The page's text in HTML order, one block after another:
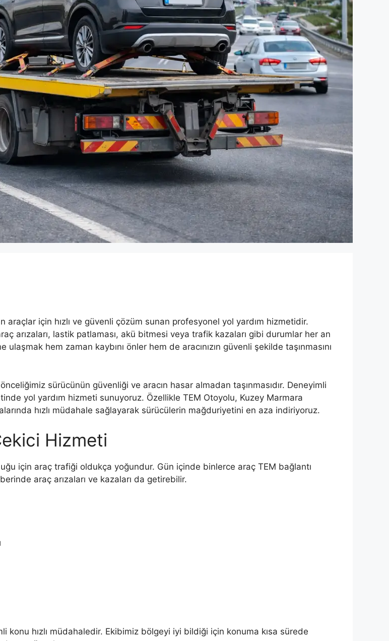
için hızlı ve güvenli çözüm sunan profesyonel yol yardım hizmetidir.
arızaları, lastik patlaması, akü bitmesi veya trafik kazaları gibi durumlar her an
ulaşmak hem zaman kaybını önler hem de aracınızın güvenli şekilde taşınmasını
sürücünün güvenliği ve aracın hasar almadan taşınmasıdır. Deneyimli
yol yardım hizmeti sunuyoruz. Özellikle TEM Otoyolu, Kuzey Marmara
hızlı müdahale sağlayarak sürücülerin mağduriyetini en aza indiriyoruz.
Hizmeti
için araç trafiği oldukça yoğundur. Gün içinde binlerce araç TEM bağlantı
araç arızaları ve kazaları da getirebilir.
konu hızlı müdahaledir. Ekibimiz bölgeyi iyi bildiği için konuma kısa sürede